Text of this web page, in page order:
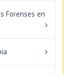
Forenses en